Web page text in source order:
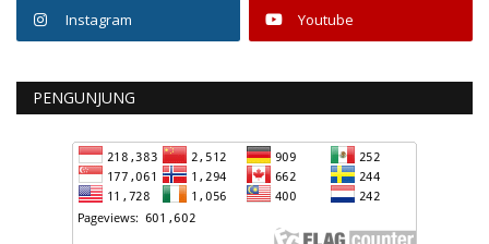
Instagram Youtube
PENGUNJUNG